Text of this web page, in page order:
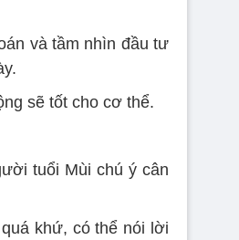
và tầm nhìn đầu tư
sẽ tốt cho cơ thể.
tuổi Mùi chú ý cân
khứ, có thể nói lời